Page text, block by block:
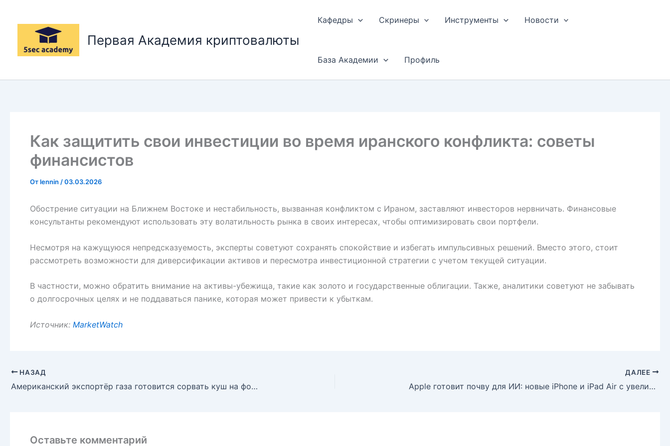
содержимому
Первая Академия криптовалюты
Кафедры Скринеры Инструменты Новости
База Академии Профиль
Как защитить свои инвестиции во время иранского конфликта: советы
финансистов
Отlennin /03.03.2026
Обострение ситуации на Ближнем Востоке и нестабильность, вызванная конфликтом с Ираном, заставляют инвесторов нервничать. Финансовые
консультанты рекомендуют использовать эту волатильность рынка в своих интересах, чтобы оптимизировать свои портфели.
Несмотря на кажущуюся непредсказуемость, эксперты советуют сохранять спокойствие и избегать импульсивных решений. Вместо этого, стоит
рассмотреть возможности для диверсификации активов и пересмотра инвестиционной стратегии с учетом текущей ситуации.
В частности, можно обратить внимание на активы-убежища, такие как золото и государственные облигации. Также, аналитики советуют не забывать
о долгосрочных целях и не поддаваться панике, которая может привести к убыткам.
Источник: MarketWatch
НАЗАД
Американский экспортёр газа готовится сорвать куш на фоне европейского кризиса
ДАЛЕЕ
Apple готовит почву для ИИ: новые iPhone и iPad Air с увеличенным объемом памяти
Оставьте комментарий